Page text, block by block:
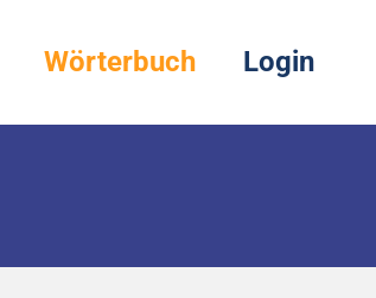
Wörterbuch Login